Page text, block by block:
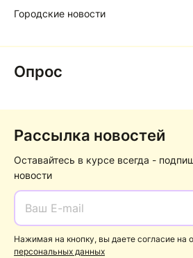
Городские новости
Опрос
Рассылка новостей
Оставайтесь в курсе всегда -
новости
Нажимая на кнопку, вы даете согласие на
персональных данных